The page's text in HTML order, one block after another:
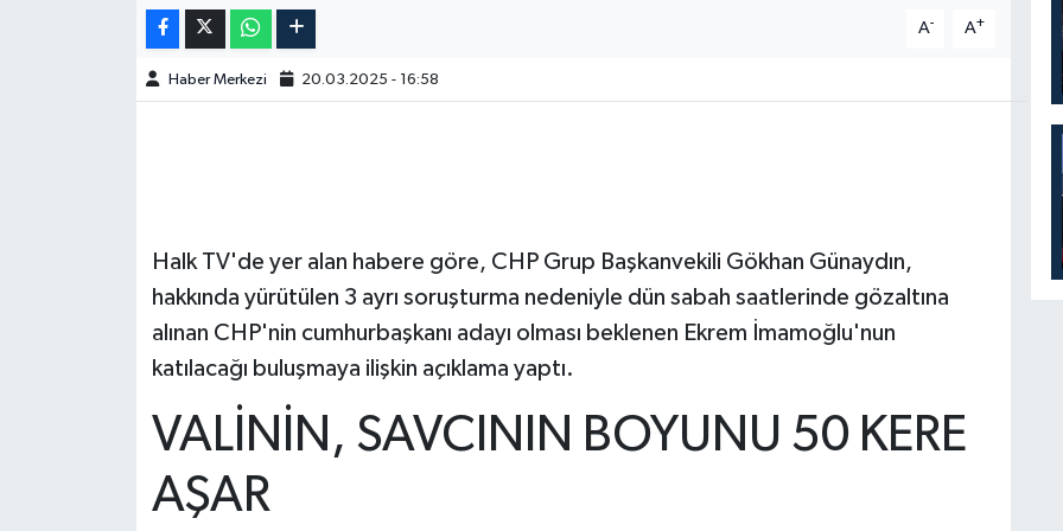
A- A+
Haber Merkezi 20.03.2025 - 16:58
Halk TV'de yer alan habere göre, CHP Grup Başkanvekili Gökhan Günaydın,
hakkında yürütülen 3 ayrı soruşturma nedeniyle dün sabah saatlerinde gözaltına
alınan CHP'nin cumhurbaşkanı adayı olması beklenen Ekrem İmamoğlu'nun
katılacağı buluşmaya ilişkin açıklama yaptı.
VALİNİN, SAVCININ BOYUNU 50 KERE
AŞAR